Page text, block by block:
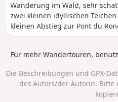
Wanderung im Wald, sehr
zwei kleinen idyllischen
kleinen Abstieg zur Pont du
Für mehr Wandertouren,
Die Beschreibungen und GPX-
des Autors/der Autorin.